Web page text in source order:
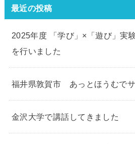
最近の投稿
2025年度 「学び」×「遊び」実
を行いました
福井県敦賀市 あっとほうむで
金沢大学で講話してきました